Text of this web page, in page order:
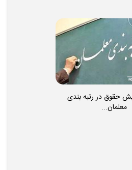
حقوق در رتبه بندی
معلمان...